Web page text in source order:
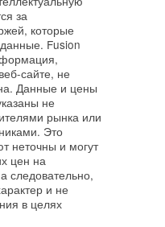
за
которые
Fusion
сайте, не
Данные и цены
не
рынка или
Это
неточны и могут
цен на
следовательно,
и не
в целях